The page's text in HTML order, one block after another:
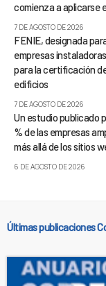
comienza a aplicarse
7 DE AGOSTO DE 2026
FENIE, designada
empresas
para la certificación
edificios
7 DE AGOSTO DE 2026
Un estudio publicado
% de las empresas
más allá de los sitios
6 DE AGOSTO DE 2026
Últimas publicaciones